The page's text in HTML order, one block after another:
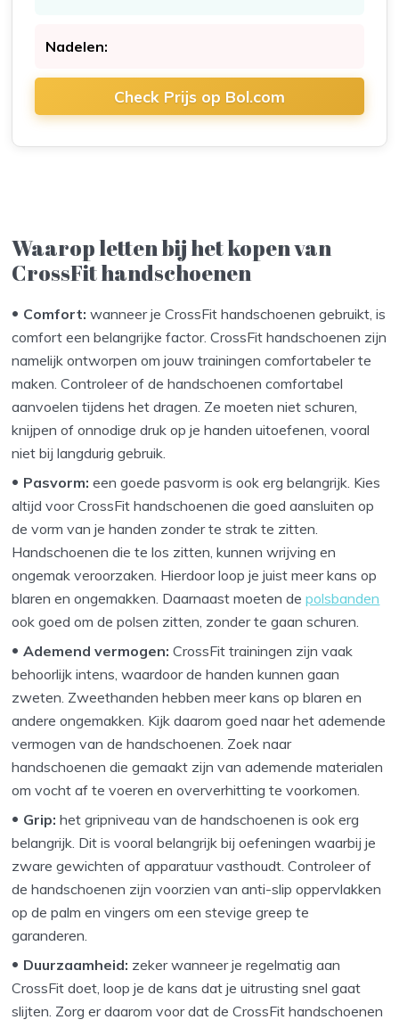
Nadelen:
Check Prijs op Bol.com
Waarop letten bij het kopen van
CrossFit handschoenen
Comfort:wanneer je CrossFit handschoenen gebruikt, is
comfort een belangrijke factor. CrossFit handschoenen zijn
namelijk ontworpen om jouw trainingen comfortabeler te
maken. Controleer of de handschoenen comfortabel
aanvoelen tijdens het dragen. Ze moeten niet schuren,
knijpen of onnodige druk op je handen uitoefenen, vooral
niet bij langdurig gebruik.
Pasvorm: een goede pasvorm is ook erg belangrijk. Kies
altijd voor CrossFit handschoenen die goed aansluiten op
de vorm van je handen zonder te strak te zitten.
Handschoenen die te los zitten, kunnen wrijving en
ongemak veroorzaken. Hierdoor loop je juist meer kans op
blaren en ongemakken. Daarnaast moeten depolsbanden
ook goed om de polsen zitten, zonder te gaan schuren.
Ademend vermogen:CrossFit trainingen zijn vaak
behoorlijk intens, waardoor de handen kunnen gaan
zweten. Zweethanden hebben meer kans op blaren en
andere ongemakken. Kijk daarom goed naar het ademende
vermogen van de handschoenen. Zoek naar
handschoenen die gemaakt zijn van ademende materialen
om vocht af te voeren en oververhitting te voorkomen.
Grip:het gripniveau van de handschoenen is ook erg
belangrijk. Dit is vooral belangrijk bij oefeningen waarbij je
zware gewichten of apparatuur vasthoudt. Controleer of
de handschoenen zijn voorzien van anti-slip oppervlakken
op de palm en vingers om een stevige greep te
garanderen.
Duurzaamheid: zeker wanneer je regelmatig aan
CrossFit doet, loop je de kans dat je uitrusting snel gaat
slijten. Zorg er daarom voor dat de CrossFit handschoenen